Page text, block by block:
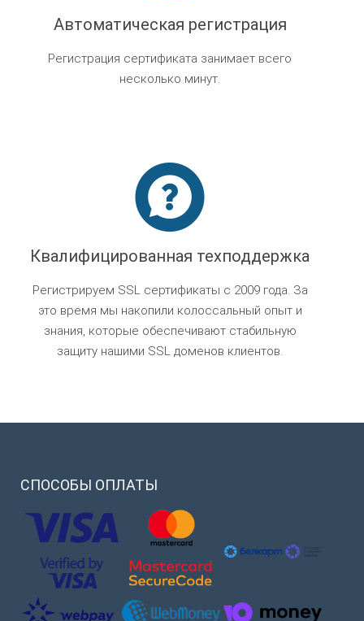
Автоматическая регистрация
Регистрация сертификата занимает всего
несколько минут.
Квалифицированная техподдержка
Регистрируем SSL сертификаты с 2009 года. За
это время мы накопили колоссальный опыт и
знания, которые обеспечивают стабильную
защиту нашими SSL доменов клиентов.
СПОСОБЫ ОПЛАТЫ